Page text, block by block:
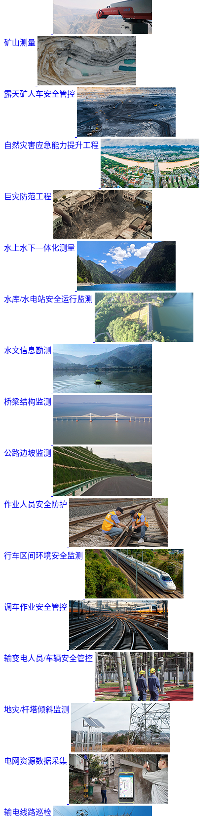
矿山测量
露天矿人车安全管控
自然灾害应急能力提升工程
巨灾防范工程
水上水下—体化测量
水库/水电站安全运行监测
水文信息勘测
桥梁结构监测
公路边坡监测
作业人员安全防护
行车区间环境安全监测
调车作业安全管控
输变电人员/车辆安全管控
地灾/杆塔倾斜监测
电网资源数据采集
输电线路巡检